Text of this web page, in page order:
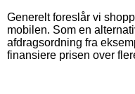
Generelt foreslår vi
mobilen. Som en
afdragsordning fra
finansiere prisen over